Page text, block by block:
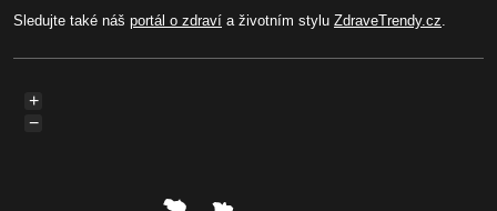
Sledujte také náš portál o zdraví a životním stylu ZdraveTrendy.cz.
+
−